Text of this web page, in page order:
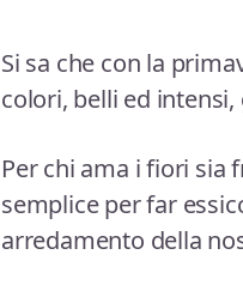
Si sa che con la
colori, belli ed
Per chi ama i fiori sia
semplice per far
arredamento della